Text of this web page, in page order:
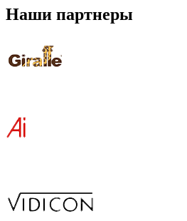
Наши партнеры